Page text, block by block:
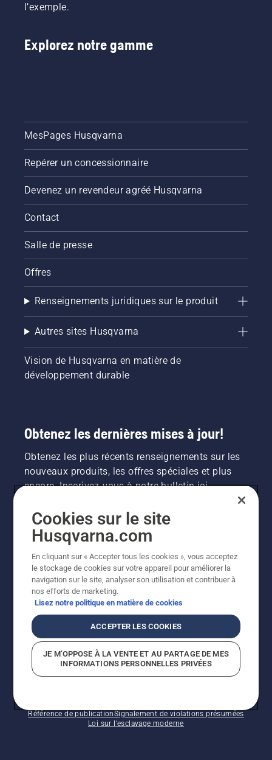
l’exemple.
Explorez notre gamme
MesPages Husqvarna
Repérer un concessionnaire
Devenez un revendeur agréé Husqvarna
Contact
Salle de presse
Offres
Renseignements juridiques sur le produit
Autres sites Husqvarna
Vision de Husqvarna en matière de
développement durable
Obtenez les dernières mises à jour!
Obtenez les plus récents renseignements sur les
nouveaux produits, les offres spéciales et plus
encore. Inscrivez-vous à notre bulletin ici.
INSCRIPTION À LA NEWSLETTER
l'amélioration continue, le produit peut légèrement
varier par rapport aux images, mais la fonctionnalité de
Référence de publicationSignalement de violations présumées
Loi sur l'esclavage moderne
Cookies sur le site
Husqvarna.com
En cliquant sur « Accepter tous les cookies », vous acceptez
le stockage de cookies sur votre appareil pour améliorer la
navigation sur le site, analyser son utilisation et contribuer à
nos efforts de marketing.
Lisez notre politique en matière de cookies
ACCEPTER LES COOKIES
JE M’OPPOSE À LA VENTE ET AU PARTAGE DE MES
INFORMATIONS PERSONNELLES PRIVÉES